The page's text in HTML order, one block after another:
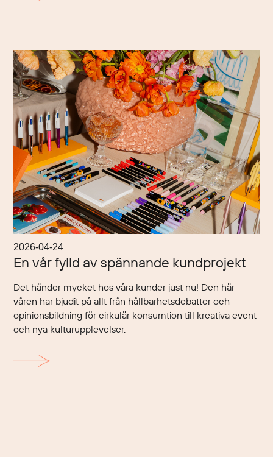
2026-04-24
En vår fylld av spännande kundprojekt
Det händer mycket hos våra kunder just nu! Den här
våren har bjudit på allt från hållbarhetsdebatter och
opinionsbildning för cirkulär konsumtion till kreativa event
och nya kulturupplevelser.